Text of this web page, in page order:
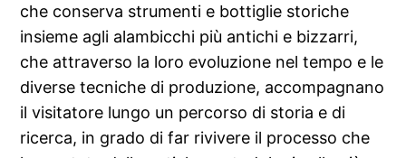
che conserva strumenti e bottiglie storiche
insieme agli alambicchi più antichi e bizzarri,
che attraverso la loro evoluzione nel tempo e le
diverse tecniche di produzione, accompagnano
il visitatore lungo un percorso di storia e di
ricerca, in grado di far rivivere il processo che